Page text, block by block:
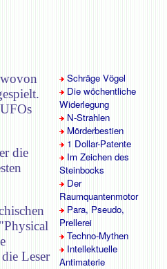
die
Leser
Schräge Vögel
Die wöchentliche
Widerlegung
N-Strahlen
Mörderbestien
1 Dollar-Patente
Im Zeichen des
Steinbocks
Der
Raumquantenmotor
Para, Pseudo,
Prellerei
Techno-Mythen
Intellektuelle
Antimaterie